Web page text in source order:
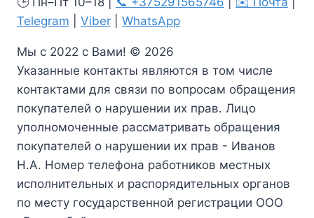
Telegram
Viber WhatsApp
Мы с 2022 с Вами! © 2026
Указанные контакты являются в том числе
контактами для связи по вопросам обращения
покупателей о нарушении их прав. Лицо
уполномоченные рассматривать обращения
покупателей о нарушении их прав - Иванов
Н.А. Номер телефона работников местных
исполнительных и распорядительных органов
по месту государственной регистрации ООО